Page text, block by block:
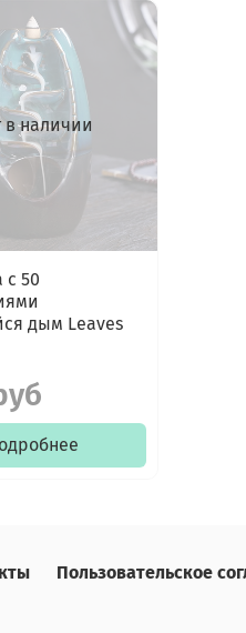
в наличии
с 50
дым Leaves
Пользовательское